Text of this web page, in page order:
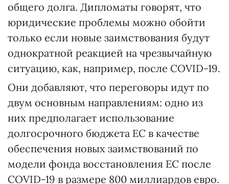
общего долга. Дипломаты говорят, что
юридические проблемы можно обойти
только если новые заимствования будут
однократной реакцией на чрезвычайную
ситуацию, как, например, после COVID-19.
Они добавляют, что переговоры идут по
двум основным направлениям: одно из
них предполагает использование
долгосрочного бюджета ЕС в качестве
обеспечения новых заимствований по
модели фонда восстановления ЕС после
COVID-19 в размере 800 миллиардов евро.